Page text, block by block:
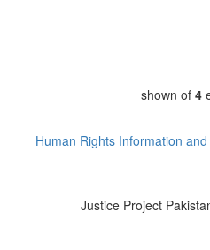
shown of
Justice Project